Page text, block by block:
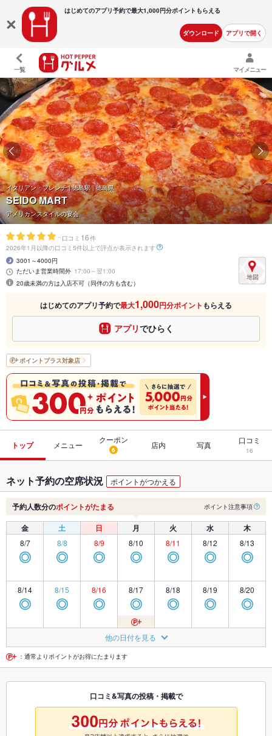
はじめてのアプリ予約で最大1,000円分ポイントもらえる
ダウンロード アプリで開く
一覧 マイメニュー
イタリアン・フレンチ | 徳島駅 | 徳島県
SEIDO MART
アメリカンスタイルの宴会
- 口コミ 16件
2026年1月以降の口コミ5件以上で評点が表示されます
3001～4000円
ただいま営業時間外 17:00～翌1:00
20歳未満の方は入店不可（同伴の方も含む）
はじめてのアプリ予約で最大1,000円分ポイント もらえる
アプリでひらく
ポイントプラス対象店
トップ メニュー
クーポン
6 店内 写真 口コミ
16
ネット予約の空席状況 ポイントがつかえる
予約人数分のポイントがたまる ポイント注意事項
金 土 日 月 火 水 木
8/7
◎
8/8
◎
8/9
◎
8/10
◎
8/11
◎
8/12
◎
8/13
◎
8/14
◎
8/15
◎
8/16
◎
8/17
◎
8/18
◎
8/19
◎
8/20
◎
◎ ◎
8/23
◎
8/24
◎
8/25
◎ ◎ ◎
8/28 8/29 8/30
◎
8/31
◎
9/1
◎
9/2 9/3
9/6 9/7 9/8
他の日付を見る
：通常よりポイントがお得にたまります
口コミ&写真の投稿・掲載で